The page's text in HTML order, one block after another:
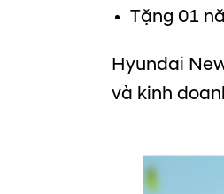
Tặng 01
Hyundai
và kinh